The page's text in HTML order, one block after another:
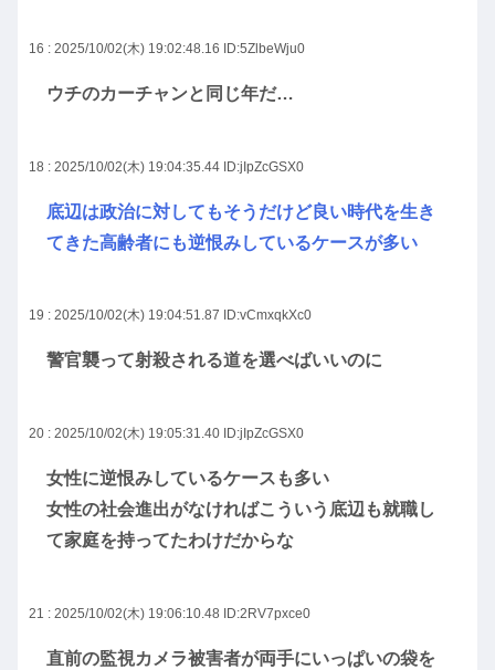
16 : 2025/10/02(木) 19:02:48.16 ID:5ZlbeWju0
ウチのカーチャンと同じ年だ…
18 : 2025/10/02(木) 19:04:35.44 ID:jIpZcGSX0
底辺は政治に対してもそうだけど良い時代を生き
てきた高齢者にも逆恨みしているケースが多い
19 : 2025/10/02(木) 19:04:51.87 ID:vCmxqkXc0
警官襲って射殺される道を選べばいいのに
20 : 2025/10/02(木) 19:05:31.40 ID:jIpZcGSX0
女性に逆恨みしているケースも多い
女性の社会進出がなければこういう底辺も就職し
て家庭を持ってたわけだからな
21 : 2025/10/02(木) 19:06:10.48 ID:2RV7pxce0
直前の監視カメラ被害者が両手にいっぱいの袋を